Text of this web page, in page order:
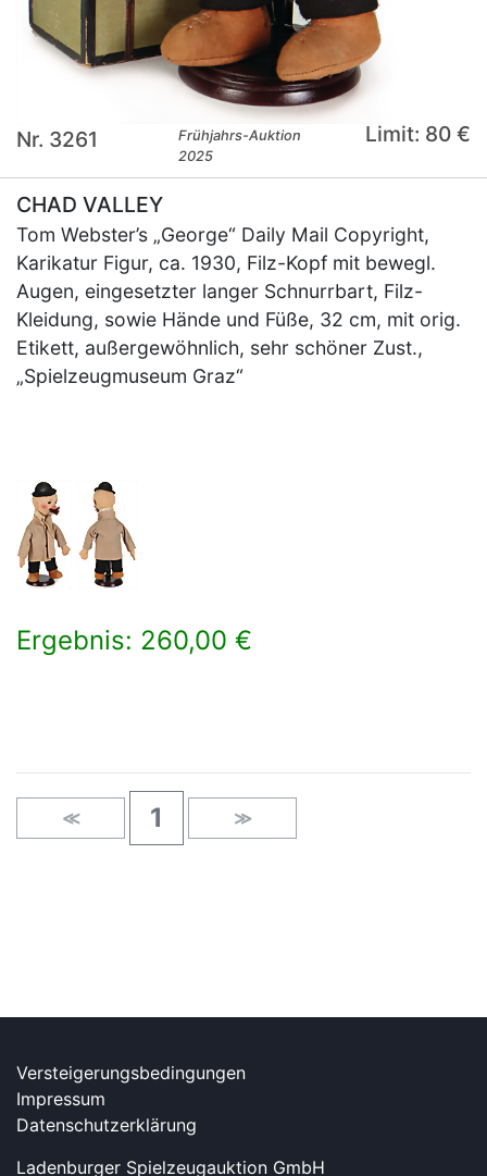
Nr. 3261
Frühjahrs-Auktion
2025
Limit: 80 €
CHAD VALLEY
Tom Webster’s „George“ Daily Mail Copyright,
Karikatur Figur, ca. 1930, Filz-Kopf mit bewegl.
Augen, eingesetzter langer Schnurrbart, Filz-
Kleidung, sowie Hände und Füße, 32 cm, mit orig.
Etikett, außergewöhnlich, sehr schöner Zust.,
„Spielzeugmuseum Graz“
Ergebnis: 260,00 €
≪ 1 ≫
Versteigerungsbedingungen
Impressum
Datenschutzerklärung
Ladenburger Spielzeugauktion GmbH